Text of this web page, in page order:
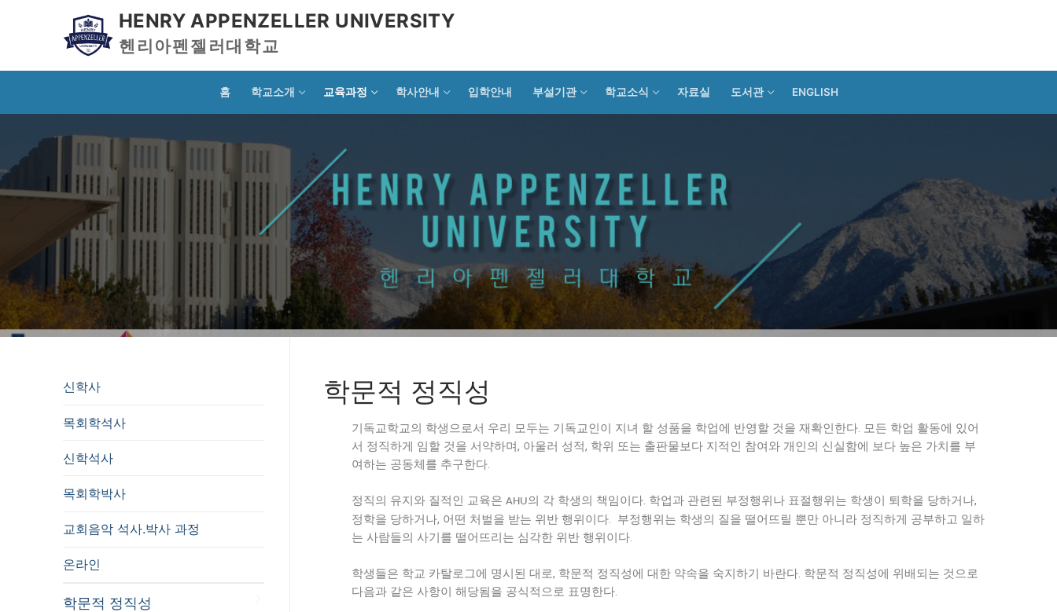
HENRY APPENZELLER UNIVERSITY
헨리아펜젤러대학교
홈 학교소개 교육과정 학사안내 입학안내 부설기관 학교소식 자료실 도서관 ENGLISH
학문적 정직성
기독교학교의 학생으로서 우리 모두는 기독교인이 지녀 할 성품을 학업에 반영할 것을 재확인한다. 모든 학업 활동에 있어
서 정직하게 임할 것을 서약하며, 아울러 성적, 학위 또는 출판물보다 지적인 참여와 개인의 신실함에 보다 높은 가치를 부
여하는 공동체를 추구한다.
정직의 유지와 질적인 교육은 AHU의 각 학생의 책임이다. 학업과 관련된 부정행위나 표절행위는 학생이 퇴학을 당하거나,
정학을 당하거나, 어떤 처벌을 받는 위반 행위이다. 부정행위는 학생의 질을 떨어뜨릴 뿐만 아니라 정직하게 공부하고 일하
는 사람들의 사기를 떨어뜨리는 심각한 위반 행위이다.
학생들은 학교 카탈로그에 명시된 대로, 학문적 정직성에 대한 약속을 숙지하기 바란다. 학문적 정직성에 위배되는 것으로
다음과 같은 사항이 해당됨을 공식적으로 표명한다.
신학사
목회학석사
신학석사
목회학박사
교회음악 석사.박사 과정
온라인
학문적 정직성